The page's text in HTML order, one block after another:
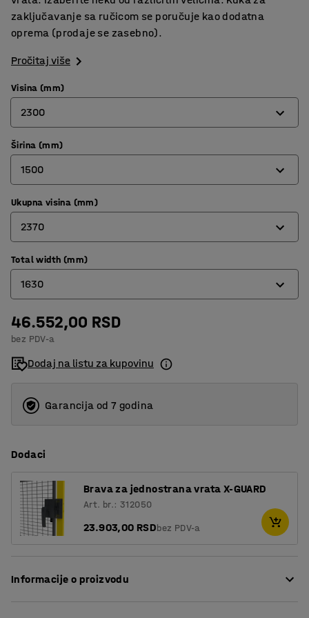
zaključavanje sa ručicom se poručuje kao dodatna
oprema (prodaje se zasebno).
Pročitaj više
Visina (mm)
2300
2000
2300
Širina (mm)
1500
900
1500
Ukupna visina (mm)
2370
2070
2370
Total width (mm)
1630
1030
1630
46.552,00 RSD
bez PDV-a
Dodaj na listu za kupovinu
Garancija od 7 godina
Dodaci
Brava za jednostrana vrata X-GUARD
Art. br.: 312050
23.903,00 RSDbez PDV-a
Informacije o proizvodu